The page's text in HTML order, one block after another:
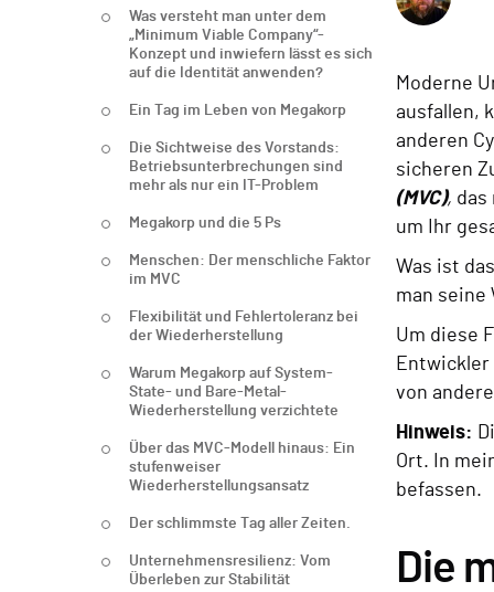
Was versteht man unter dem
„Minimum Viable Company“-
Konzept und inwiefern lässt es sich
auf die Identität anwenden?
Ein Tag im Leben von Megakorp
Die Sichtweise des Vorstands:
Betriebsunterbrechungen sind
mehr als nur ein IT-Problem
Megakorp und die 5 Ps
Menschen: Der menschliche Faktor
im MVC
Flexibilität und Fehlertoleranz bei
der Wiederherstellung
Warum Megakorp auf System-
State- und Bare-Metal-
Wiederherstellung verzichtete
Über das MVC-Modell hinaus: Ein
stufenweiser
Wiederherstellungsansatz
Der schlimmste Tag aller Zeiten.
Unternehmensresilienz: Vom
Überleben zur Stabilität
Moderne
ausfallen,
anderen
sicheren
(MVC), das
um Ihr
Was ist
man
Um diese
von
Hinweis:
Ort. In
befassen.
Die